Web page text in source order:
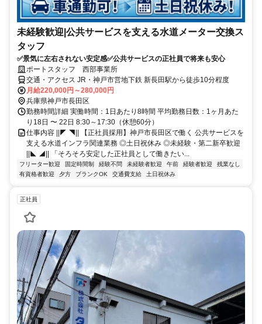
未経験歓迎|公共サービスを支える水道メーター交換ス
タッフ
✅景気に左右されない安定感✅公共サービスの正社員で将来も安心
ポートスタッフ 西部事業所
交通・アクセス JR・神戸市営地下鉄 新長田駅から徒歩10分程度
月給220,000円～280,000円
兵庫県神戸市長田区
勤務時間詳細 実働時間：1日あたり8時間 平均勤務日数：1ヶ月あた
り18日 〜 22日 8:30～17:30（休憩60分）
仕事内容 ||◤ ◥|| 【正社員採用】神戸市長田区で働く 公共サービスを
支える水道インフラ関連業務 ◎土日祝休み ◎未経験・第二新卒歓迎
||◣ ◢|| 「そろそろ安定した正社員として働きたい...
フリーター歓迎 固定時間制 経験不問 未経験者歓迎 午前 経験者歓迎
残業なし
有資格者歓迎
夕方 ブランクOK 交通費支給 土日祝休み
正社員